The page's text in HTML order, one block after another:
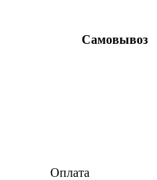
Самовывоз
Оплата